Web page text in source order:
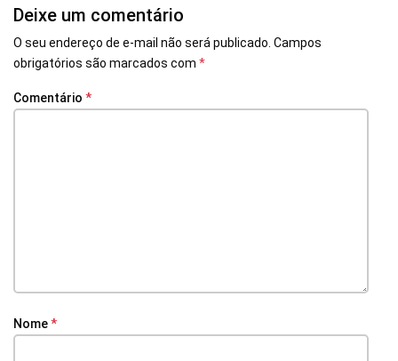
Deixe um comentário
O seu endereço de e-mail não será publicado. Campos
obrigatórios são marcados com *
Comentário *
Nome*